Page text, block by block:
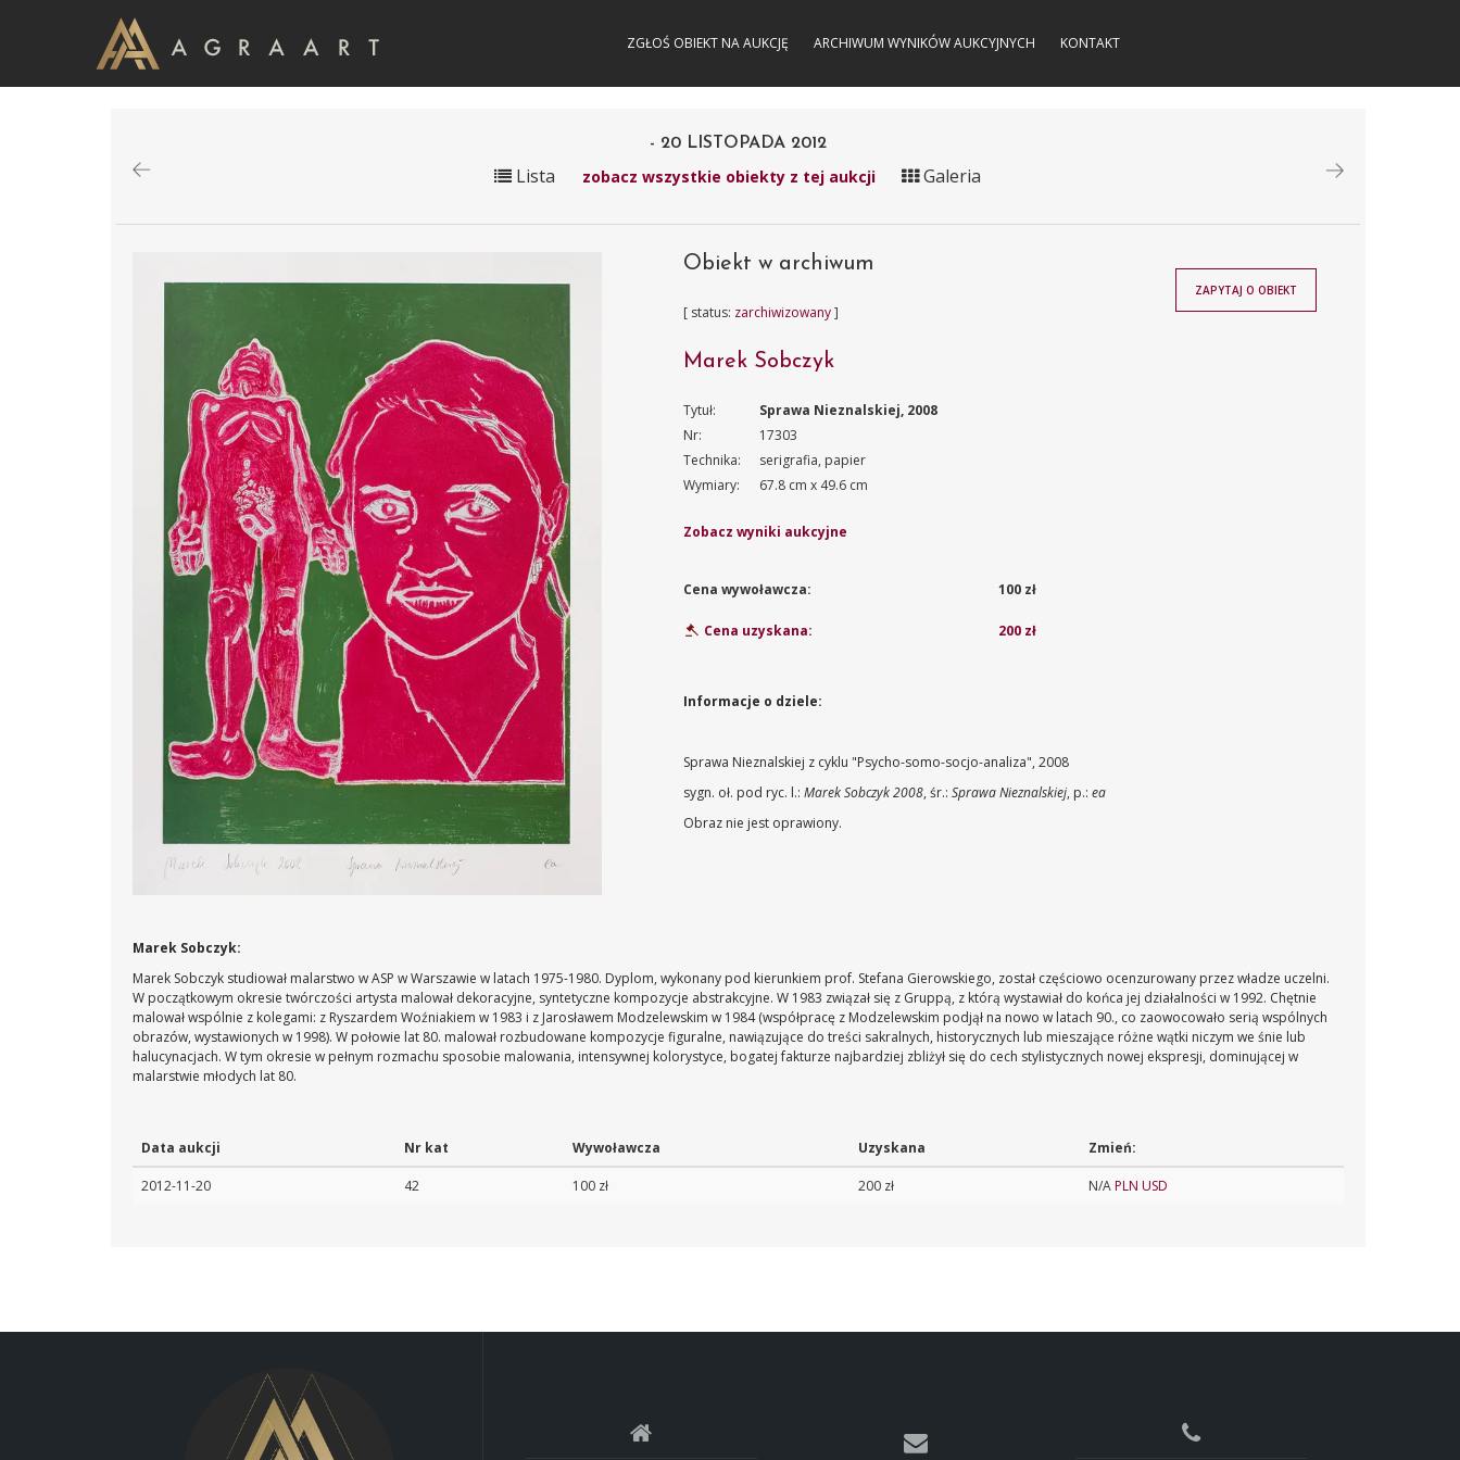
ZGŁOŚ OBIEKT NA AUKCJĘ ARCHIWUM WYNIKÓW AUKCYJNYCH KONTAKT
- 20 LISTOPADA 2012
Lista zobacz wszystkie obiekty z tej aukcji Galeria
Obiekt w archiwum
[ status: zarchiwizowany]
Marek Sobczyk
Tytuł:
Sprawa Nieznalskiej, 2008
Nr:
17303
Technika:
serigrafia, papier
Wymiary:
67.8 cm x 49.6 cm
Zobacz wyniki aukcyjne
Cena wywoławcza: 100 zł
Cena uzyskana: 200 zł
ZAPYTAJ O OBIEKT
Informacje o dziele:
Sprawa Nieznalskiej z cyklu "Psycho-somo-socjo-analiza", 2008
sygn. oł. pod ryc. l.:Marek Sobczyk 2008, śr.:Sprawa Nieznalskiej, p.:ea
Obraz nie jest oprawiony.
Marek Sobczyk:
Marek Sobczyk studiował malarstwo w ASP w Warszawie w latach 1975-1980. Dyplom, wykonany pod kierunkiem prof. Stefana Gierowskiego, został częściowo ocenzurowany przez władze uczelni.
W początkowym okresie twórczości artysta malował dekoracyjne, syntetyczne kompozycje abstrakcyjne. W 1983 związał się z Gruppą, z którą wystawiał do końca jej działalności w 1992. Chętnie
malował wspólnie z kolegami: z Ryszardem Woźniakiem w 1983 i z Jarosławem Modzelewskim w 1984 (współpracę z Modzelewskim podjął na nowo w latach 90., co zaowocowało serią wspólnych
obrazów, wystawionych w 1998). W połowie lat 80. malował rozbudowane kompozycje figuralne, nawiązujące do treści sakralnych, historycznych lub mieszające różne wątki niczym we śnie lub
halucynacjach. W tym okresie w pełnym rozmachu sposobie malowania, intensywnej kolorystyce, bogatej fakturze najbardziej zbliżył się do cech stylistycznych nowej ekspresji, dominującej w
malarstwie młodych lat 80.
Data aukcji Nr kat Wywoławcza Uzyskana Zmień:
2012-11-20 42 100 zł 200 zł N/APLN USD